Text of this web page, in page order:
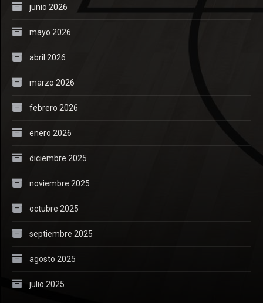
junio 2026
mayo 2026
abril 2026
marzo 2026
febrero 2026
enero 2026
diciembre 2025
noviembre 2025
octubre 2025
septiembre 2025
agosto 2025
julio 2025